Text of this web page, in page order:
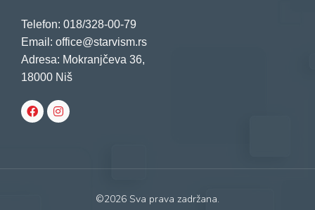
Telefon: 018/328-00-79
Email: office@starvism.rs
Adresa: Mokranjčeva 36,
18000 Niš
©2026 Sva prava zadržana.